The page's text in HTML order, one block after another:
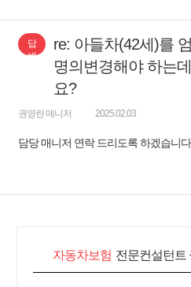
답
변
re: 아들차(42세)를
명의변경해야 하는
요?
권영란 매니저 2025.02.03
담당 매니저 연락 드리도록 하겠습니다.
자동차보험 전문컨설턴트